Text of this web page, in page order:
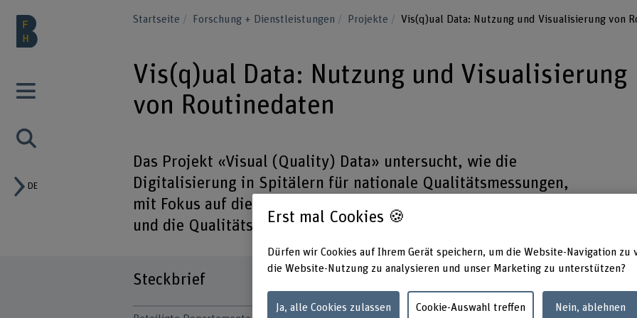
DE
Startseite Forschung + Dienstleistungen Projekte Vis(q)ual Data: Nutzung und Visualisierung von
Vis(q)ual Data: Nutzung und Visualisierung
von Routinedaten
Das Projekt «Visual (Quality) Data» untersucht, wie die
Digitalisierung in Spitälern für nationale Qualitätsmessungen,
mit Fokus auf die Prävalenzmessung Sturz und Dekubitus, genutzt
und die Qualitätsentwicklung angestossen werden kann.
Steckbrief
Erst mal Cookies 🍪
Dürfen wir Cookies auf Ihrem Gerät speichern, um die Website-Navigation zu
die Website-Nutzung zu analysieren und unser Marketing zu unterstützen?
Ja, alle Cookies zulassen Cookie-Auswahl treffen Nein, ablehnen